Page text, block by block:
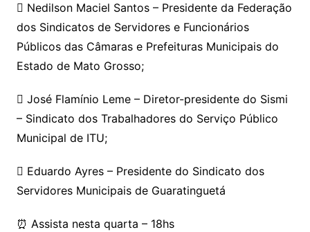
 Nedilson Maciel Santos – Presidente da Federação
dos Sindicatos de Servidores e Funcionários
Públicos das Câmaras e Prefeituras Municipais do
Estado de Mato Grosso;
 José Flamínio Leme – Diretor-presidente do Sismi
– Sindicato dos Trabalhadores do Serviço Público
Municipal de ITU;
 Eduardo Ayres – Presidente do Sindicato dos
Servidores Municipais de Guaratinguetá
⏰ Assista nesta quarta – 18hs